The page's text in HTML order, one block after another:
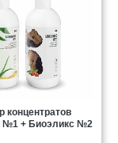
концентратов
№1 + Биоэликс №2